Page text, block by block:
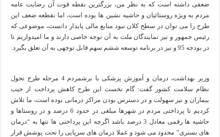
ضعفی داشته است که به نظر من، بزرگترین نقطه قوت آن رضایت عامه
مردم به ویژه روستائیان و حاشیه نشین ها بوده است، اما نقطعه ضعف این
طرح را می توان در سطح کلان نبود منابع مالی پایدار دانست، موضوعی که
رئیس جمهور و نیز نمایندگان ملت به آن توجه خاصی دارند و ما امیدواریم تا
در بودجه 95 و نیز در برنامه توسعه ششم سهم قابل توجهی به آن تعلق بگیرد.
وزیر بهداشت، درمان و آموزش پزشکی با برشمردم 4 مرحله طرح تحول
نظام سلامت کشور گفت: گام نخست این طرح کاهش پرداخت از جیب
بیماران و نیز سهولت و در دسترس بودن مراکز درمانی بوده است، ما تلاش
کردیم تا پرداختی مردم در شهرها مبلغی در حدود 6 درصد و در روستاها و
حاشیه ها رقمی معادل 3 درصد باشد اگرچه این پرداختی ها تنها به “درمان
های بستری” محدود می شود و عملا درمان های سرپایی را تحت پوشش قرار